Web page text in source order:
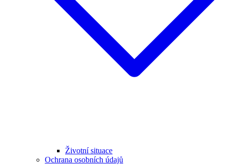
Životní situace
Ochrana osobních údajů